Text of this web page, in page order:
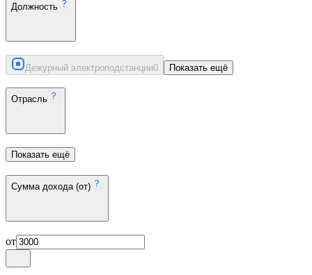
Должность
Дежурный электроподстанции0 Показать ещё
Отрасль
Показать ещё
Сумма дохода (от)
от